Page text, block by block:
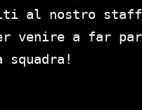
al nostro
venire a far
squadra!